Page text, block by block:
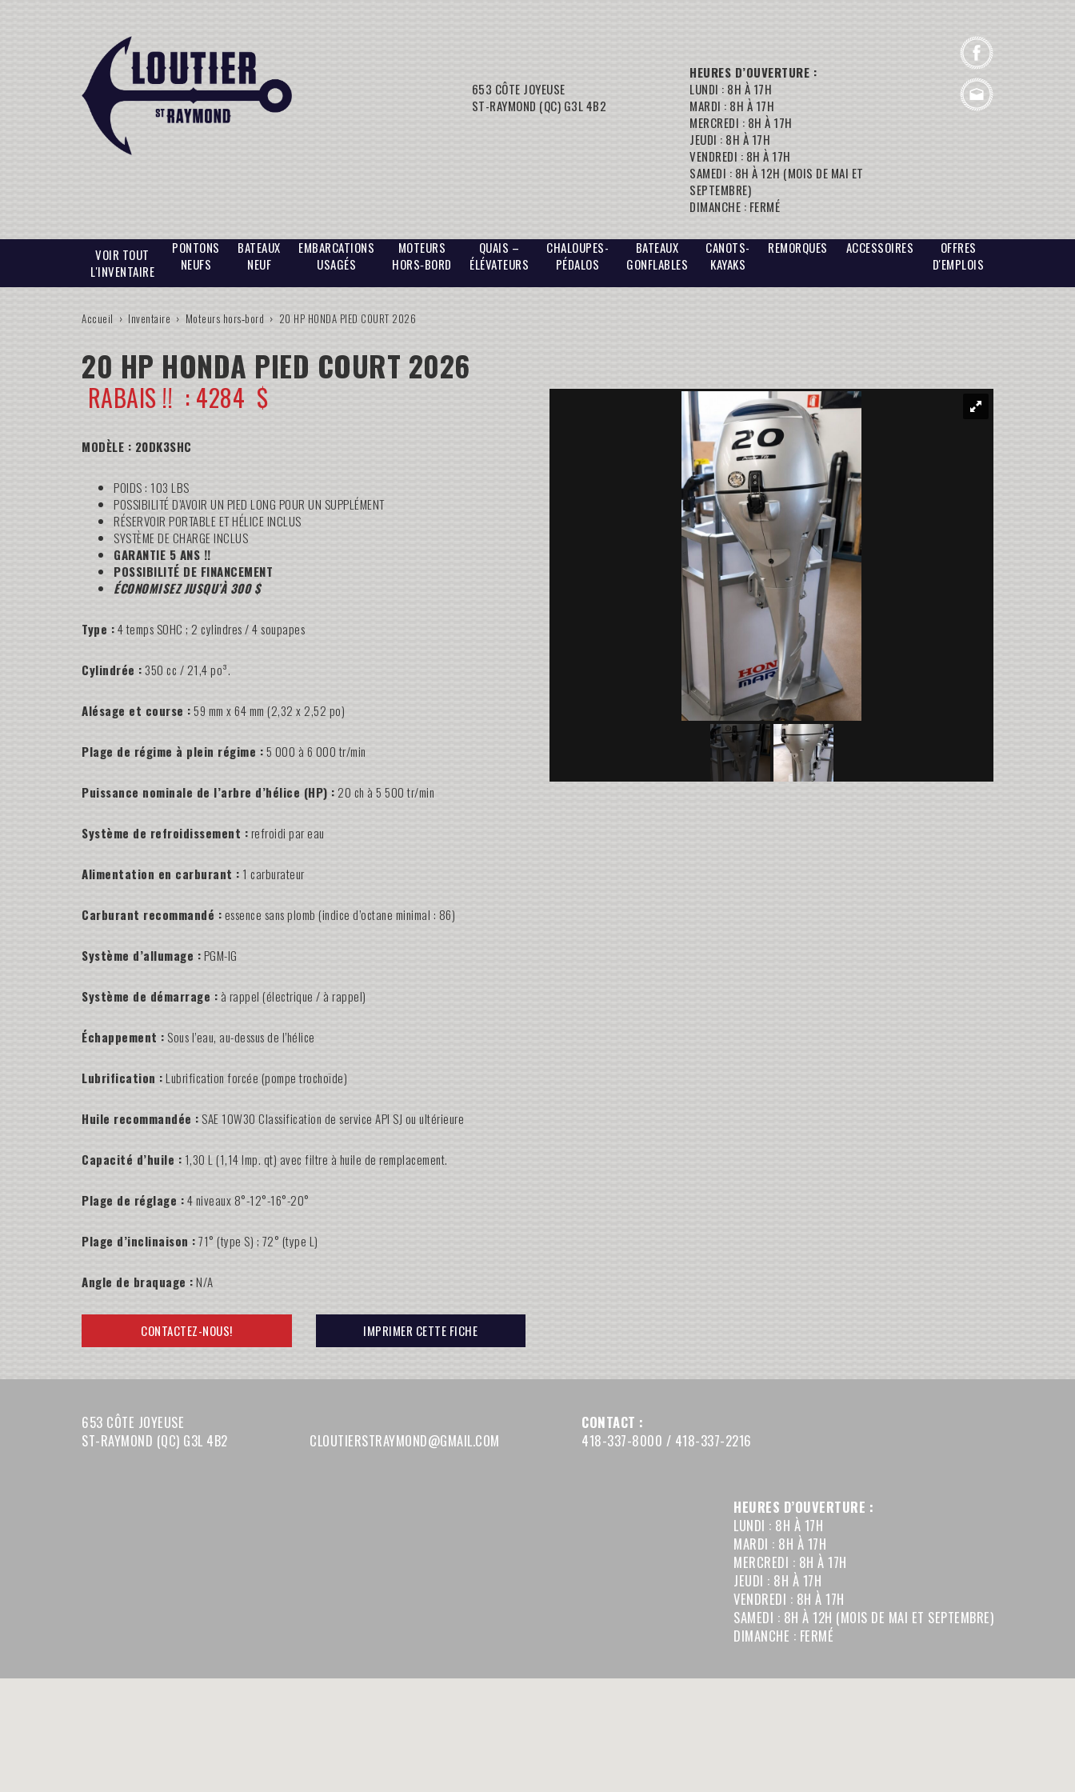
653 CÔTE JOYEUSE
ST-RAYMOND (QC) G3L 4B2
HEURES D’OUVERTURE :
LUNDI : 8H À 17H
MARDI : 8H À 17H
MERCREDI : 8H À 17H
JEUDI : 8H À 17H
VENDREDI : 8H À 17H
SAMEDI : 8H À 12H (MOIS DE MAI ET
SEPTEMBRE)
DIMANCHE : FERMÉ
VOIR TOUT
L'INVENTAIRE
PONTONS
NEUFS
BATEAUX
NEUF
EMBARCATIONS
USAGÉS
MOTEURS
HORS‑BORD
QUAIS –
ÉLÉVATEURS
CHALOUPES-
PÉDALOS
BATEAUX
GONFLABLES
CANOTS-
KAYAKS
REMORQUES ACCESSOIRES
OFFRES
D'EMPLOIS
Accueil › Inventaire › Moteurs hors‑bord › 20 HP HONDA PIED COURT 2026
20 HP HONDA PIED COURT 2026
RABAIS !! : 4284 $
MODÈLE : 20DK3SHC
POIDS : 103 LBS
POSSIBILITÉ D’AVOIR UN PIED LONG POUR UN SUPPLÉMENT
RÉSERVOIR PORTABLE ET HÉLICE INCLUS
SYSTÈME DE CHARGE INCLUS
GARANTIE 5 ANS !!
POSSIBILITÉ DE FINANCEMENT
ÉCONOMISEZ JUSQU’À 300 $
Type :4 temps SOHC ; 2 cylindres / 4 soupapes
Cylindrée :350 cc / 21,4 po³.
Alésage et course :59 mm x 64 mm (2,32 x 2,52 po)
Plage de régime à plein régime :5 000 à 6 000 tr/min
Puissance nominale de l’arbre d’hélice (HP) : 20 ch à 5 500 tr/min
Système de refroidissement :refroidi par eau
Alimentation en carburant : 1 carburateur
Carburant recommandé :essence sans plomb (indice d’octane minimal : 86)
Système d’allumage :PGM-IG
Système de démarrage : à rappel (électrique / à rappel)
Échappement : Sous l’eau, au-dessus de l’hélice
Lubrification :Lubrification forcée (pompe trochoïde)
Huile recommandée :SAE 10W30 Classification de service API SJ ou ultérieure
Capacité d’huile : 1,30 L (1,14 Imp. qt) avec filtre à huile de remplacement.
Plage de réglage :4 niveaux 8°-12°-16°-20°
Plage d’inclinaison :71° (type S) ; 72° (type L)
Angle de braquage :N/A
CONTACTEZ-NOUS! IMPRIMER CETTE FICHE
653 CÔTE JOYEUSE
ST-RAYMOND (QC) G3L 4B2
CLOUTIERSTRAYMOND@GMAIL.COM
CONTACT :
418-337-8000 / 418-337-2216
HEURES D’OUVERTURE :
LUNDI : 8H À 17H
MARDI : 8H À 17H
MERCREDI : 8H À 17H
JEUDI : 8H À 17H
VENDREDI : 8H À 17H
SAMEDI : 8H À 12H (MOIS DE MAI ET SEPTEMBRE)
DIMANCHE : FERMÉ